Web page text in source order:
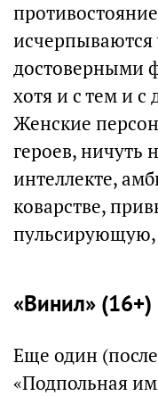
исчерпываются
достоверными
хотя и с тем и
Женские
героев, ничуть
интеллекте,
коварстве,
пульсирующую,
«Винил» (16+)
Еще один (после
«Подпольная